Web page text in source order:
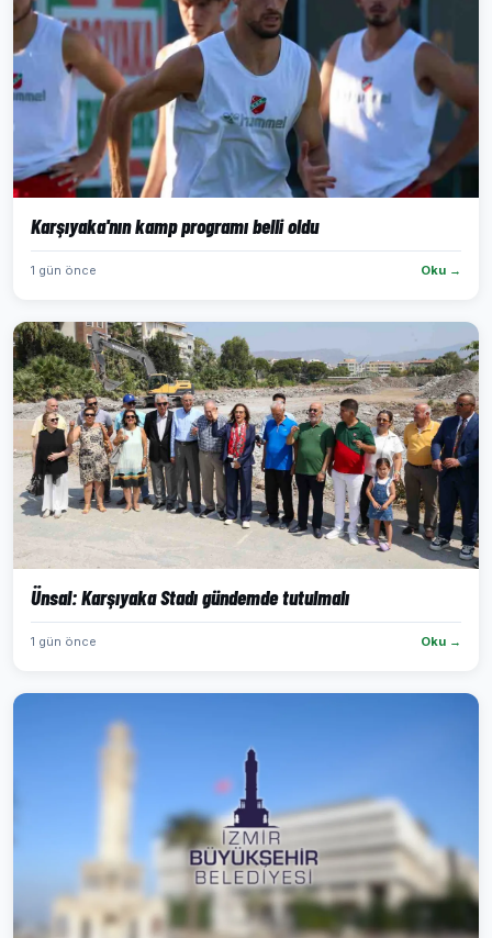
Karşıyaka'nın kamp programı belli oldu
1 gün önce Oku →
Ünsal: Karşıyaka Stadı gündemde tutulmalı
1 gün önce Oku →